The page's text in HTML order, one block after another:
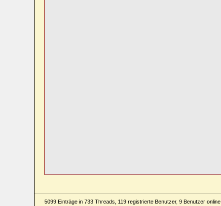
5099 Einträge in 733 Threads, 119 registrierte Benutzer, 9 Benutzer